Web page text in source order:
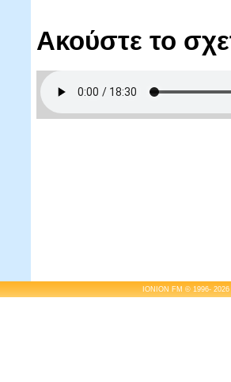
Ακούστε το
IONION FM © 1996-